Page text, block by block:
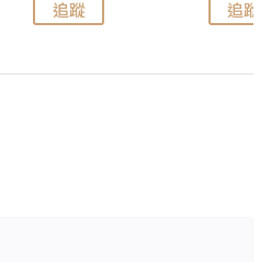
追蹤 追蹤